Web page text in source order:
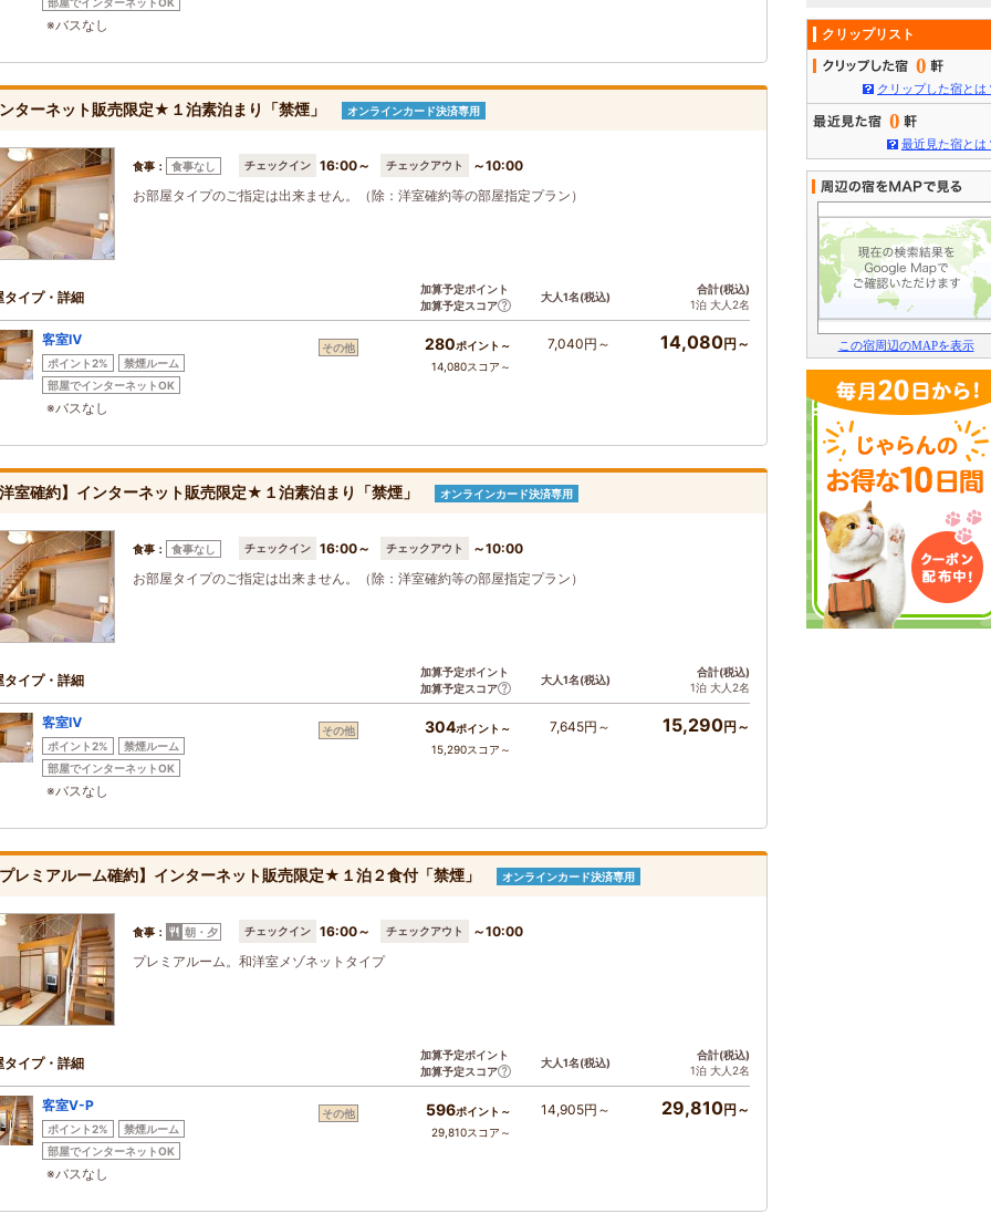
※バスなし
ターネット販売限定★１泊素泊まり「禁煙」 オンラインカード決済専用
食事： 食事なし チェックイン 16:00～ チェックアウト
～10:00
お部屋タイプのご指定は出来ません。（除：洋室確約等の部屋指定プラン）
タイプ・詳細
加算予定ポイント
加算予定スコア
大人1名(税込)
合計(税込)
1泊 大人2名
客室Ⅳ
ポイント2%
禁煙ルーム
部屋でインターネットOK
※バスなし
その他 280ポイント～
14,080スコア～
7,040円～ 14,080円～
室確約】インターネット販売限定★１泊素泊まり「禁煙」 オンラインカード決済専用
食事： 食事なし チェックイン 16:00～ チェックアウト
～10:00
お部屋タイプのご指定は出来ません。（除：洋室確約等の部屋指定プラン）
タイプ・詳細
加算予定ポイント
加算予定スコア
大人1名(税込)
合計(税込)
1泊 大人2名
客室Ⅳ
ポイント2%
禁煙ルーム
部屋でインターネットOK
※バスなし
その他 304ポイント～
15,290スコア～
7,645円～ 15,290円～
レミアルーム確約】インターネット販売限定★１泊２食付「禁煙」 オンラインカード決済専用
食事： 朝・夕 チェックイン 16:00～ チェックアウト
～10:00
プレミアルーム。和洋室メゾネットタイプ
タイプ・詳細
加算予定ポイント
加算予定スコア
大人1名(税込)
合計(税込)
1泊 大人2名
客室Ⅴ-P
ポイント2%
禁煙ルーム
部屋でインターネットOK
※バスなし
その他 596ポイント～
29,810スコア～
14,905円～ 29,810円～
クリップリスト
0
クリップした宿とは
0
最近見た宿とは
この宿周辺のMAPを表示